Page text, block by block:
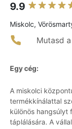
9.9
Miskolc,
Mutasd
Egy cég:
A miskolci
termékkínálattal
különös hangsúlyt
táplálására. A